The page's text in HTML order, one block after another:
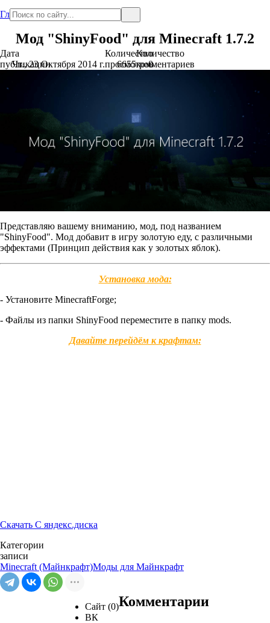
Главная
Мод "ShinyFood" для Minecraft 1.7.2
Дата
публикации
Чт., 23 Октября 2014 г.
Количество
просмотров
6655
Количество
комментариев
0
Представляю вашему вниманию, мод, под названием
"ShinyFood". Мод добавит в игру золотую еду, с различными
эффектами (Принцип действия как у золотых яблок).
Установка мода:
- Установите MinecraftForge;
- Файлы из папки ShinyFood переместите в папку mods.
Давайте перейдём к крафтам:
Скачать С яндекс.диска
Категории
записи
Minecraft (Майнкрафт)Моды для Майнкрафт
Сайт (0)
ВК
Комментарии